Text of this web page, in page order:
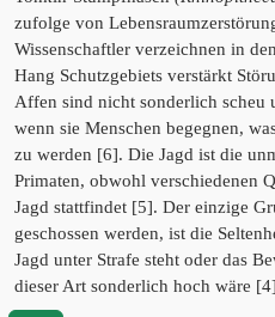
zufolge von
Wissenschaftler verzeichnen in
Hang Schutzgebiets verstärkt
Affen sind nicht sonderlich scheu
wenn sie Menschen begegnen,
zu werden [6]. Die Jagd ist die
Primaten, obwohl verschiedenen
Jagd stattfindet [5]. Der einzige
geschossen werden, ist die
Jagd unter Strafe steht oder das
dieser Art sonderlich hoch wäre